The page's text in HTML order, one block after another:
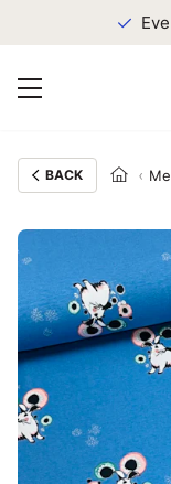
BACK